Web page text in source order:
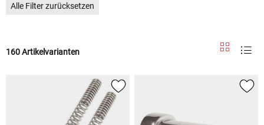
Alle Filter zurücksetzen
160 Artikelvarianten